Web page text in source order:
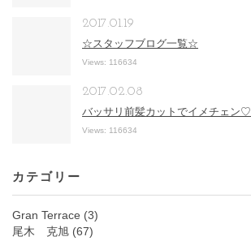
☆スタッフブログ一覧☆
2017.01.19
Views: 116634
バッサリ前髪カットでイメチェン♡
2017.02.08
Views: 116634
カテゴリー
Gran Terrace (3)
尾木 克旭 (67)